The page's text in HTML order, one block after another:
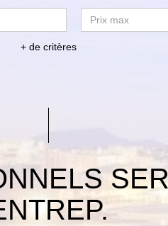
+ de critères